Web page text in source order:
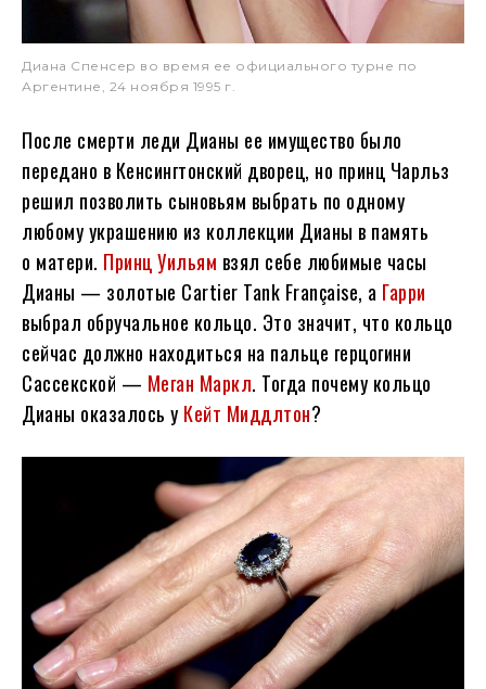
Диана Спенсер во время ее официального турне по
Аргентине, 24 ноября 1995 г.
После смерти леди Дианы ее имущество было
передано в Кенсингтонский дворец, но принц Чарльз
решил позволить сыновьям выбрать по одному
любому украшению из коллекции Дианы в память
о матери. Принц Уильям взял себе любимые часы
Дианы — золотые Cartier Tank Française, а Гарри
выбрал обручальное кольцо. Это значит, что кольцо
сейчас должно находиться на пальце герцогини
Сассекской — Меган Маркл. Тогда почему кольцо
Дианы оказалось у Кейт Миддлтон?